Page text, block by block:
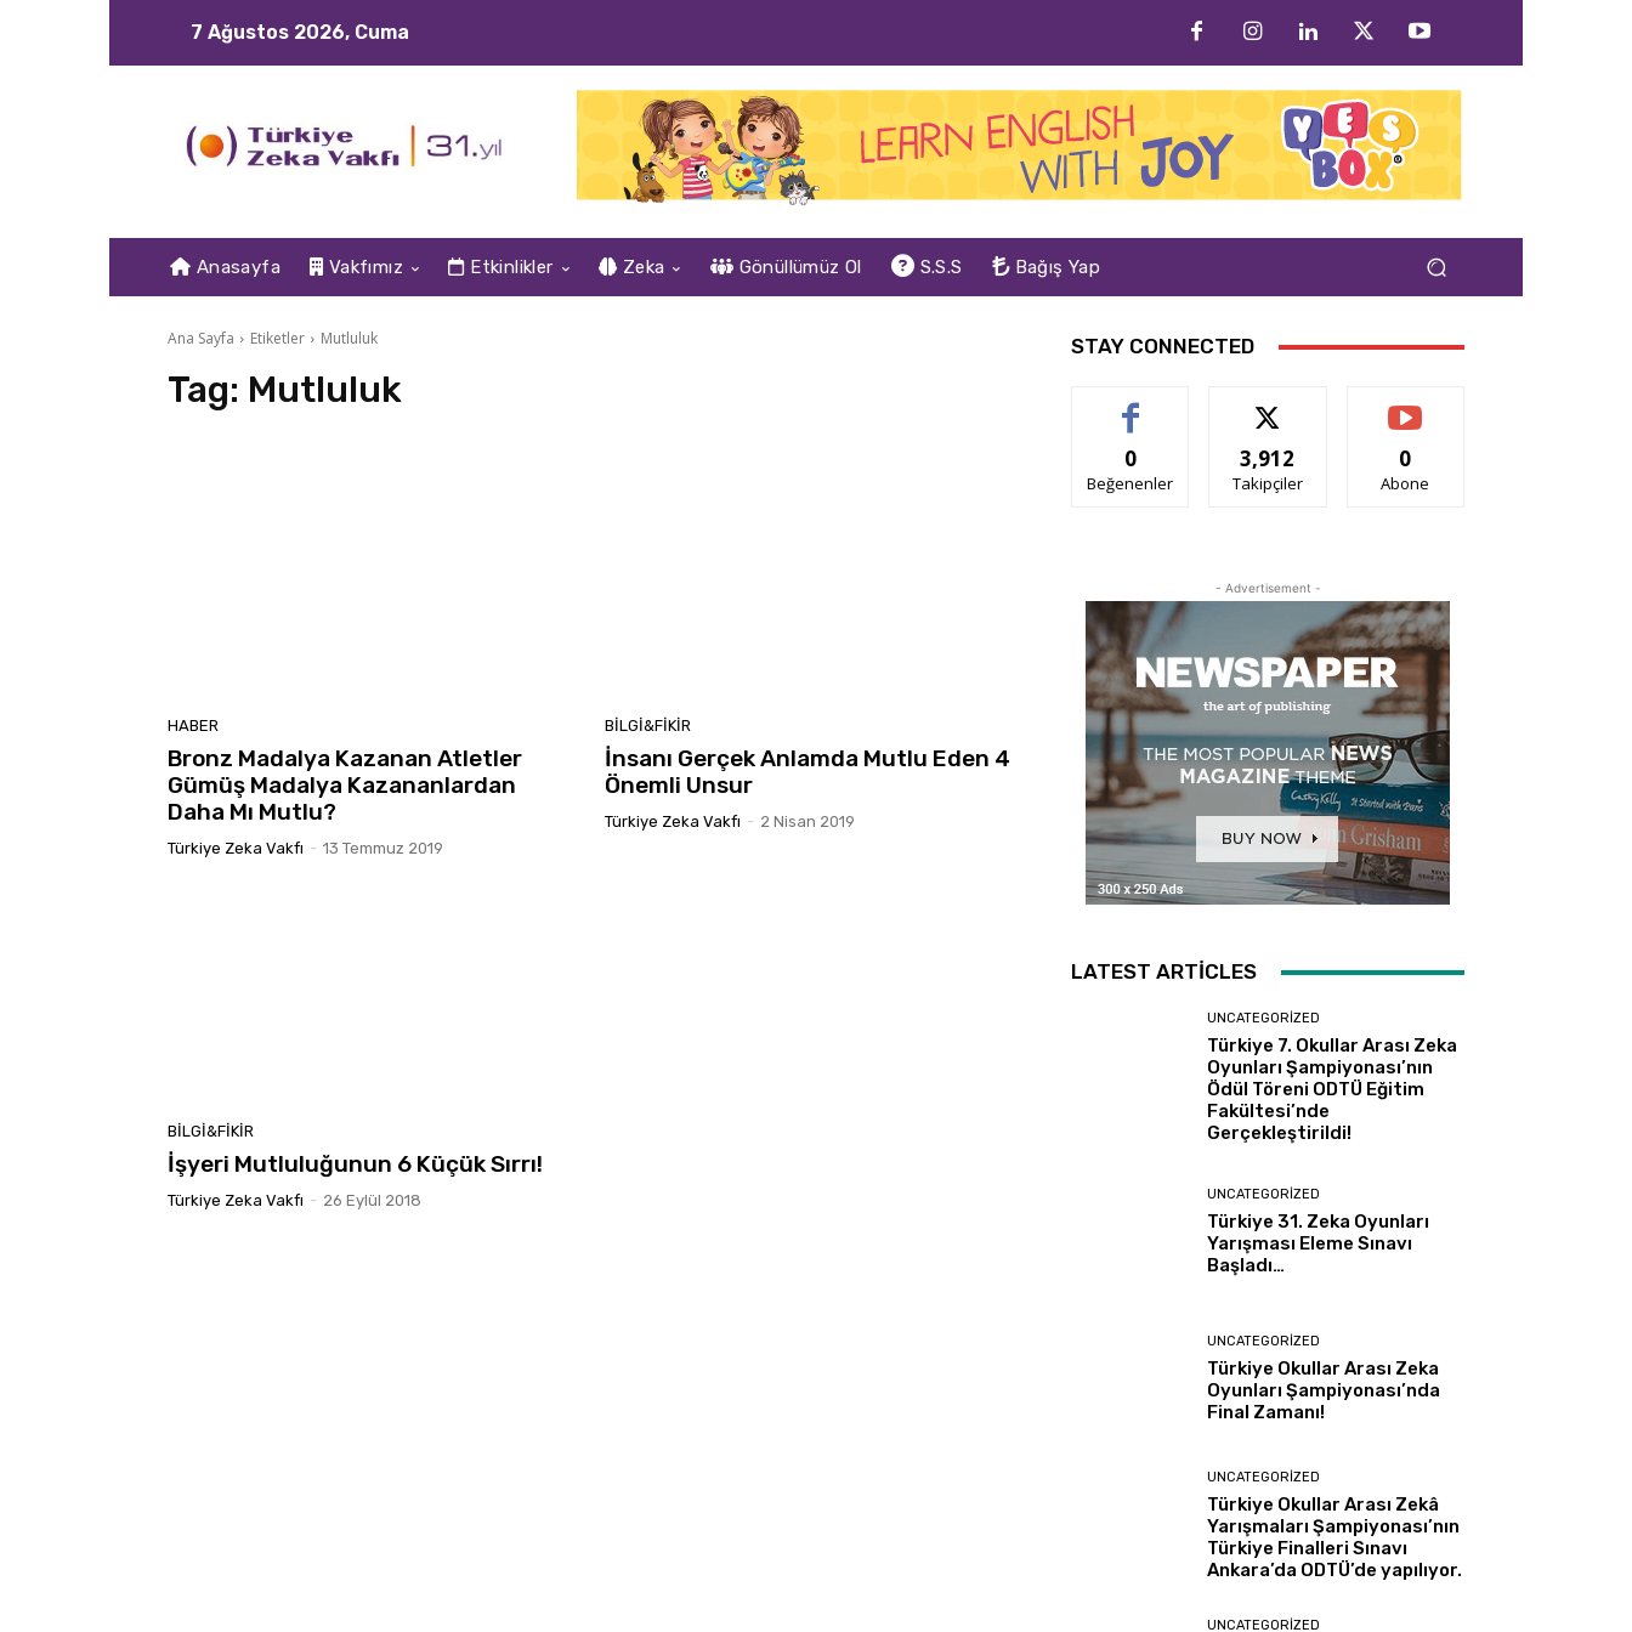
7 Ağustos 2026, Cuma
Anasayfa Vakfımız Etkinlikler Zeka Gönüllümüz Ol S.S.S Bağış Yap
Ana Sayfa Etiketler Mutluluk
Tag: Mutluluk
HABER
Bronz Madalya Kazanan Atletler
Gümüş Madalya Kazananlardan
Daha Mı Mutlu?
Türkiye Zeka Vakfı - 13 Temmuz 2019
BILGI&FIKIR
İnsanı Gerçek Anlamda Mutlu Eden 4
Önemli Unsur
Türkiye Zeka Vakfı - 2 Nisan 2019
BILGI&FIKIR
İşyeri Mutluluğunun 6 Küçük Sırrı!
Türkiye Zeka Vakfı - 26 Eylül 2018
STAY CONNECTED
0
Beğenenler
3,912
Takipçiler
0
Abone
- Advertisement -
LATEST ARTICLES
UNCATEGORIZED
Türkiye 7. Okullar Arası Zeka
Oyunları Şampiyonası’nın
Ödül Töreni ODTÜ Eğitim
Fakültesi’nde
Gerçekleştirildi!
UNCATEGORIZED
Türkiye 31. Zeka Oyunları
Yarışması Eleme Sınavı
Başladı…
UNCATEGORIZED
Türkiye Okullar Arası Zeka
Oyunları Şampiyonası’nda
Final Zamanı!
UNCATEGORIZED
Türkiye Okullar Arası Zekâ
Yarışmaları Şampiyonası’nın
Türkiye Finalleri Sınavı
Ankara’da ODTÜ’de yapılıyor.
UNCATEGORIZED